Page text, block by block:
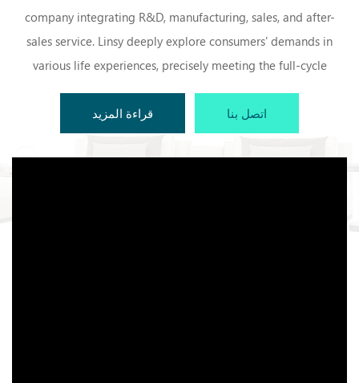
الراحة.
company integrating R&D, manufacturing, sales, and after-
sales service. Linsy deeply explore consumers' demands in
various life experiences, precisely meeting the full-cycle
and comfortable home lifestyle. With a comprehensive product
layout covering all styles, all categories, and all spaces, along
with professional home services and a one-stop shopping
قراءة المزيد اتصل بنا